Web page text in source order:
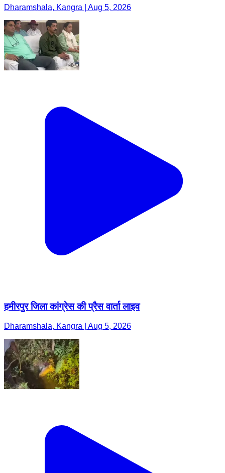
Dharamshala, Kangra | Aug 5, 2026
हमीरपुर जिला कांग्रेस की प्रैस वार्ता लाइव
Dharamshala, Kangra | Aug 5, 2026